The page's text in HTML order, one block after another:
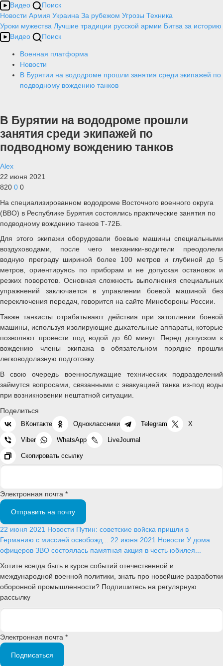
Видео
Поиск
Новости Армия Украина За рубежом Угрозы Техника
Уроки мужества Лучшие традиции русской армии Битва за историю
Видео
Поиск
Военная платформа
Новости
В Бурятии на вододроме прошли занятия среди экипажей по
подводному вождению танков
В Бурятии на вододроме прошли
занятия среди экипажей по
подводному вождению танков
Alex
22 июня 2021
820 0 0
На специализированном вододроме Восточного военного округа
(ВВО) в Республике Бурятия состоялись практические занятия по
подводному вождению танков Т-72Б.
Для этого экипажи оборудовали боевые машины специальными
воздуховодами, после чего механики-водители преодолели
водную преграду шириной более 100 метров и глубиной до 5
метров, ориентируясь по приборам и не допуская остановок и
резких поворотов. Основная сложность выполнения специальных
упражнений заключается в управлении боевой машиной без
переключения передач, говорится на сайте Минобороны России.
Также танкисты отрабатывают действия при затоплении боевой
машины, используя изолирующие дыхательные аппараты, которые
позволяют провести под водой до 60 минут. Перед допуском к
вождению члены экипажа в обязательном порядке прошли
легководолазную подготовку.
В свою очередь военнослужащие технических подразделений
займутся вопросами, связанными с эвакуацией танка из-под воды
при возникновении нештатной ситуации.
Поделиться
ВКонтакте Одноклассники Telegram X
Viber WhatsApp LiveJournal
Скопировать ссылку
Электронная почта *
Отправить на почту
22 июня 2021 Новости Путин: советские войска пришли в
Германию с миссией освобожд... 22 июня 2021 Новости У дома
офицеров ЗВО состоялась памятная акция в честь юбилея...
Хотите всегда быть в курсе событий отечественной и
международной военной политики, знать про новейшие разработки
оборонной промышленности? Подпишитесь на регулярную
рассылку
Электронная почта *
Подписаться